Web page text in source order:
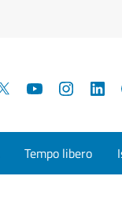
YouTube
Tempo libero